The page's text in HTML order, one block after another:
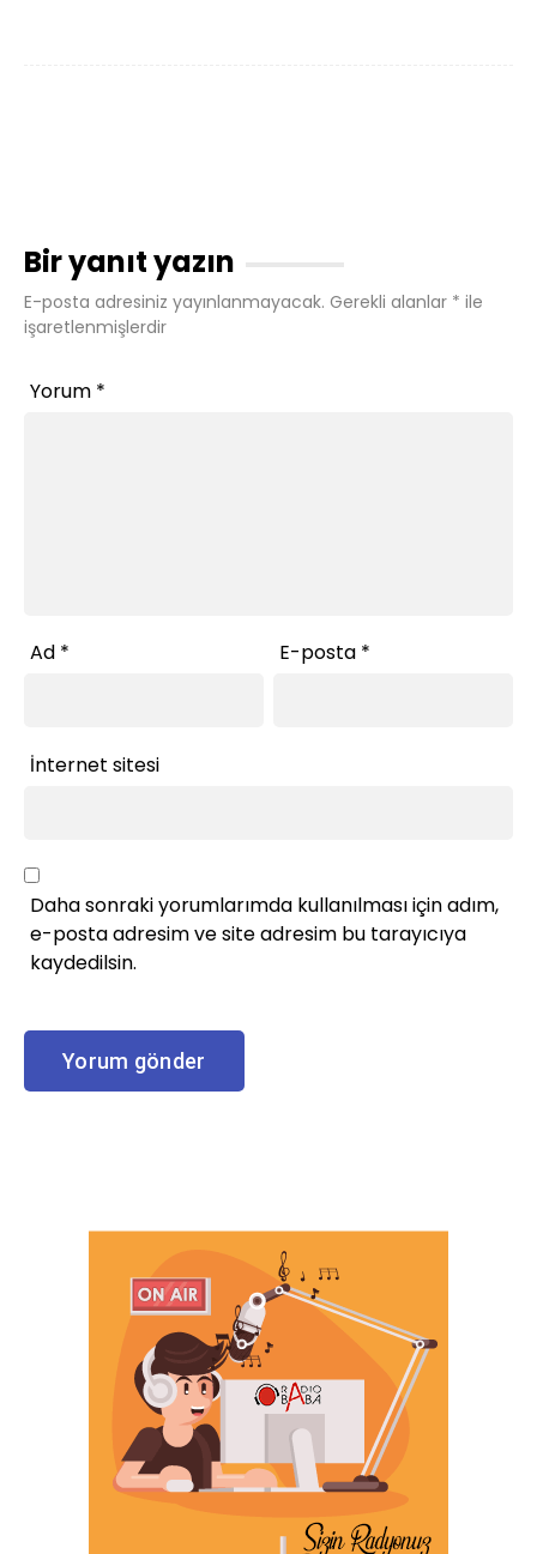
Bir yanıt yazın
E-posta adresiniz yayınlanmayacak. Gerekli alanlar * ile
işaretlenmişlerdir
Yorum *
Ad * E-posta *
İnternet sitesi
Daha sonraki yorumlarımda kullanılması için adım,
e-posta adresim ve site adresim bu tarayıcıya
kaydedilsin.